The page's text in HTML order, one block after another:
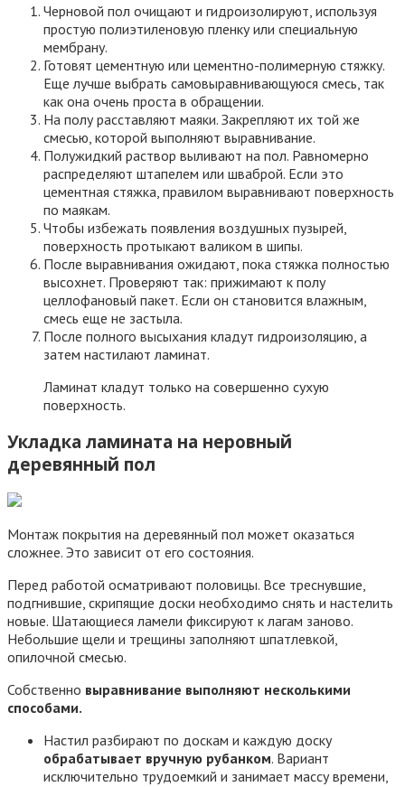
Черновой пол очищают и гидроизолируют, используя
простую полиэтиленовую пленку или специальную
мембрану.
Готовят цементную или цементно-полимерную стяжку.
Еще лучше выбрать самовыравнивающуюся смесь, так
как она очень проста в обращении.
На полу расставляют маяки. Закрепляют их той же
смесью, которой выполняют выравнивание.
Полужидкий раствор выливают на пол. Равномерно
распределяют штапелем или шваброй. Если это
цементная стяжка, правилом выравнивают поверхность
по маякам.
Чтобы избежать появления воздушных пузырей,
поверхность протыкают валиком в шипы.
После выравнивания ожидают, пока стяжка полностью
высохнет. Проверяют так: прижимают к полу
целлофановый пакет. Если он становится влажным,
смесь еще не застыла.
После полного высыхания кладут гидроизоляцию, а
затем настилают ламинат.
Ламинат кладут только на совершенно сухую
поверхность.
Укладка ламината на неровный
деревянный пол
Монтаж покрытия на деревянный пол может оказаться
сложнее. Это зависит от его состояния.
Перед работой осматривают половицы. Все треснувшие,
подгнившие, скрипящие доски необходимо снять и настелить
новые. Шатающиеся ламели фиксируют к лагам заново.
Небольшие щели и трещины заполняют шпатлевкой,
опилочной смесью.
Собственно выравнивание выполняют несколькими
способами.
Настил разбирают по доскам и каждую доску
обрабатывает вручную рубанком. Вариант
исключительно трудоемкий и занимает массу времени,